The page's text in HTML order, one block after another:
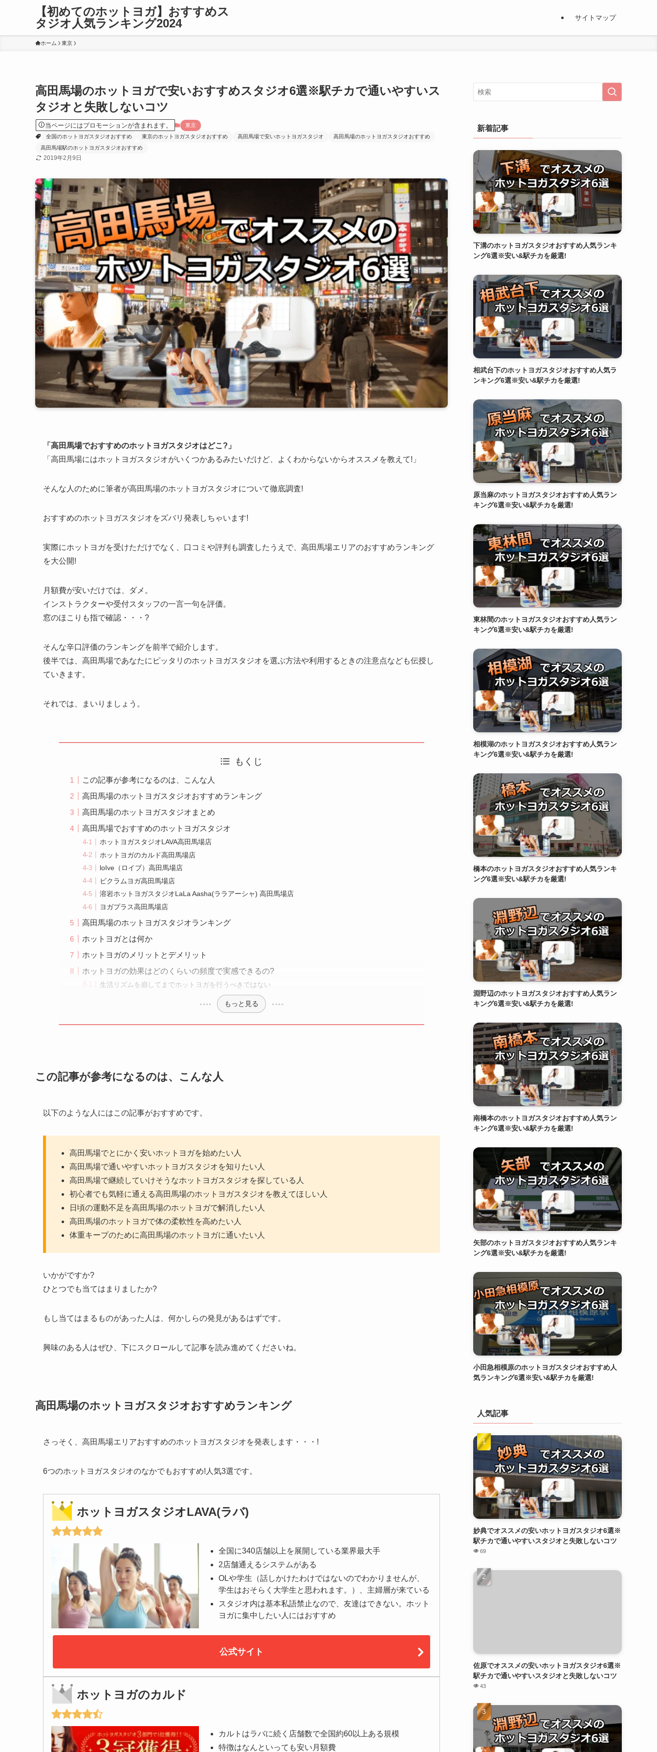
【初めてのホットヨガ】おすすめス
タジオ人気ランキング2024
サイトマップ
ホーム 東京
高田馬場のホットヨガで安いおすすめスタジオ6選※駅チカで通いやすいス
タジオと失敗しないコツ
当ページにはプロモーションが含まれます。
東京
全国のホットヨガスタジオおすすめ
東京のホットヨガスタジオおすすめ 高田馬場で安いホットヨガスタジオ
高田馬場のホットヨガスタジオおすすめ
高田馬場駅のホットヨガスタジオおすすめ
2019年2月9日
「高田馬場でおすすめのホットヨガスタジオはどこ?」
「高田馬場にはホットヨガスタジオがいくつかあるみたいだけど、よくわからないからオススメを教えて!」
そんな人のために筆者が高田馬場のホットヨガスタジオについて徹底調査!
おすすめのホットヨガスタジオをズバリ発表しちゃいます!
実際にホットヨガを受けただけでなく、口コミや評判も調査したうえで、高田馬場エリアのおすすめランキング
を大公開!
月額費が安いだけでは、ダメ。
インストラクターや受付スタッフの一言一句を評価。
窓のほこりも指で確認・・・?
そんな辛口評価のランキングを前半で紹介します。
後半では、高田馬場であなたにピッタリのホットヨガスタジオを選ぶ方法や利用するときの注意点なども伝授し
ていきます。
それでは、まいりましょう。
もくじ
この記事が参考になるのは、こんな人
高田馬場のホットヨガスタジオおすすめランキング
高田馬場のホットヨガスタジオまとめ
高田馬場でおすすめのホットヨガスタジオ
ホットヨガスタジオLAVA高田馬場店
ホットヨガのカルド高田馬場店
loIve（ロイブ）高田馬場店
ビクラムヨガ高田馬場店
溶岩ホットヨガスタジオLaLa Aasha(ララアーシャ) 高田馬場店
ヨガプラス高田馬場店
高田馬場のホットヨガスタジオランキング
ホットヨガとは何か
ホットヨガのメリットとデメリット
ホットヨガの効果はどのくらいの頻度で実感できるの?
生活リズムを崩してまでホットヨガを行うべきではない
もっと見る
この記事が参考になるのは、こんな人
以下のような人にはこの記事がおすすめです。
高田馬場でとにかく安いホットヨガを始めたい人
高田馬場で通いやすいホットヨガスタジオを知りたい人
高田馬場で継続していけそうなホットヨガスタジオを探している人
初心者でも気軽に通える高田馬場のホットヨガスタジオを教えてほしい人
日頃の運動不足を高田馬場のホットヨガで解消したい人
高田馬場のホットヨガで体の柔軟性を高めたい人
体重キープのために高田馬場のホットヨガに通いたい人
いかがですか?
ひとつでも当てはまりましたか?
もし当てはまるものがあった人は、何かしらの発見があるはずです。
興味のある人はぜひ、下にスクロールして記事を読み進めてくださいね。
高田馬場のホットヨガスタジオおすすめランキング
さっそく、高田馬場エリアおすすめのホットヨガスタジオを発表します・・・!
6つのホットヨガスタジオのなかでもおすすめ!人気3選です。
ホットヨガスタジオLAVA(ラバ)
全国に340店舗以上を展開している業界最大手
2店舗通えるシステムがある
OLや学生（話しかけたわけではないのでわかりませんが、
学生はおそらく大学生と思われます。）、主婦層が来ている
スタジオ内は基本私語禁止なので、友達はできない。ホット
ヨガに集中したい人にはおすすめ
公式サイト
ホットヨガのカルド
カルトはラバに続く店舗数で全国約60以上ある規模
特徴はなんといっても安い月額費
新着記事
下溝のホットヨガスタジオおすすめ人気ランキ
ング6選※安い&駅チカを厳選!
相武台下のホットヨガスタジオおすすめ人気ラ
ンキング6選※安い&駅チカを厳選!
原当麻のホットヨガスタジオおすすめ人気ラン
キング6選※安い&駅チカを厳選!
東林間のホットヨガスタジオおすすめ人気ラン
キング6選※安い&駅チカを厳選!
相模湖のホットヨガスタジオおすすめ人気ラン
キング6選※安い&駅チカを厳選!
橋本のホットヨガスタジオおすすめ人気ランキ
ング6選※安い&駅チカを厳選!
淵野辺のホットヨガスタジオおすすめ人気ラン
キング6選※安い&駅チカを厳選!
南橋本のホットヨガスタジオおすすめ人気ラン
キング6選※安い&駅チカを厳選!
矢部のホットヨガスタジオおすすめ人気ランキ
ング6選※安い&駅チカを厳選!
小田急相模原のホットヨガスタジオおすすめ人
気ランキング6選※安い&駅チカを厳選!
人気記事
妙典でオススメの安いホットヨガスタジオ6選※
駅チカで通いやすいスタジオと失敗しないコツ
69
佐原でオススメの安いホットヨガスタジオ6選※
駅チカで通いやすいスタジオと失敗しないコツ
43